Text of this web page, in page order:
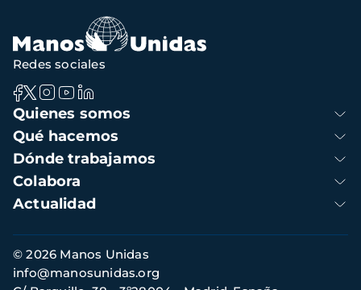
Navegación
principal
Quienes somos
Qué hacemos
Dónde trabajamos
Colabora
Actualidad
Redes sociales
Información
de
contacto
© 2026 Manos Unidas
info@manosunidas.org